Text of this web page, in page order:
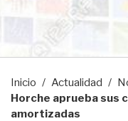
Inicio Actualidad
Horche aprueba sus
amortizadas